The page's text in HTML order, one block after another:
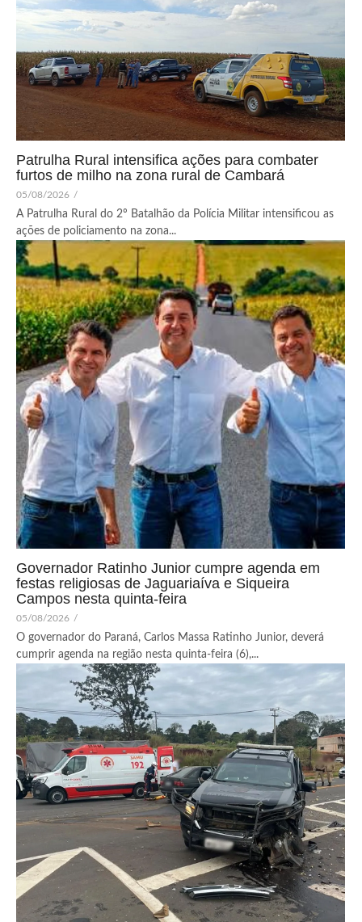
Patrulha Rural intensifica ações para combater
furtos de milho na zona rural de Cambará
05/08/2026 /
A Patrulha Rural do 2º Batalhão da Polícia Militar intensificou as
ações de policiamento na zona...
Governador Ratinho Junior cumpre agenda em
festas religiosas de Jaguariaíva e Siqueira
Campos nesta quinta-feira
05/08/2026 /
O governador do Paraná, Carlos Massa Ratinho Junior, deverá
cumprir agenda na região nesta quinta-feira (6),...